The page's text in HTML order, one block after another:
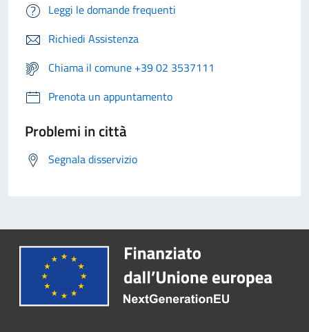
Leggi le domande frequenti
Richiedi Assistenza
Chiama il comune +39 02 3537111
Prenota un appuntamento
Problemi in città
Segnala disservizio